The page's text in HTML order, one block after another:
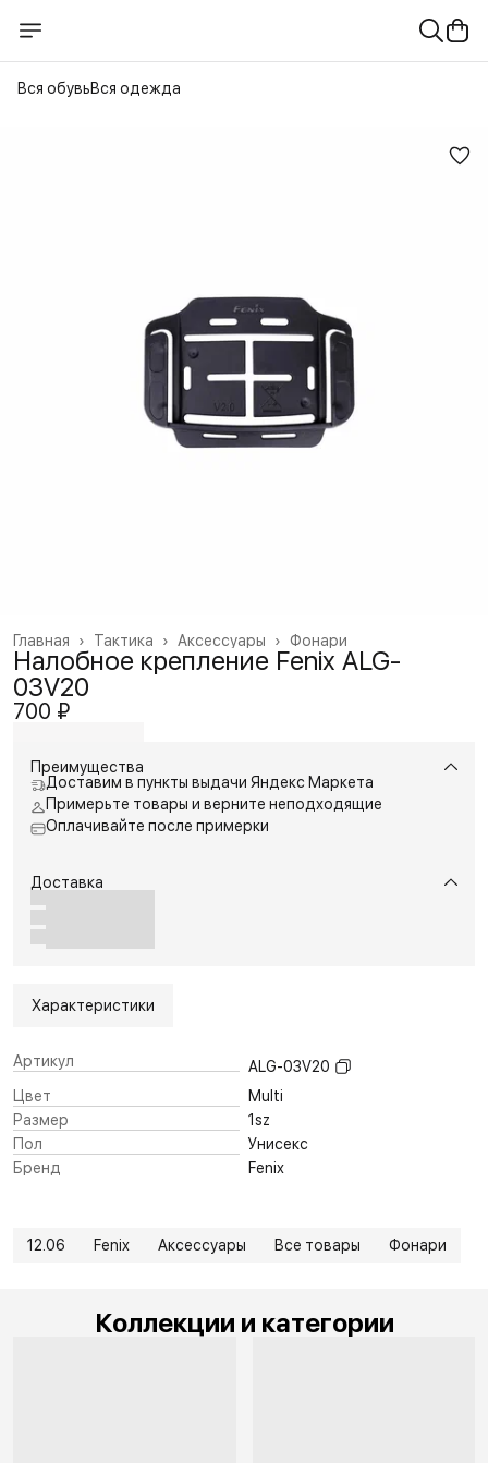
Вся обувьВся одежда
Фонари
Аксессуары ›
Тактика ›
Главная ›
Налобное крепление Fenix ALG-
03V20
700 ₽
Преимущества
Доставим в пункты выдачи Яндекс Маркета
Примерьте товары и верните неподходящие
Оплачивайте после примерки
Доставка
Характеристики
Артикул
ALG-03V20
Цвет
Multi
Размер
1sz
Пол
Унисекс
Бренд
Fenix
12.06 Fenix Аксессуары Все товары Фонари
Коллекции и категории